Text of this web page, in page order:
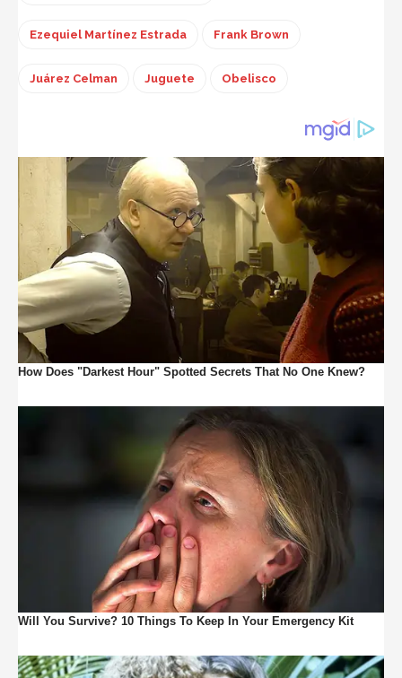
Ezequiel Martínez Estrada Frank Brown
Juárez Celman Juguete Obelisco